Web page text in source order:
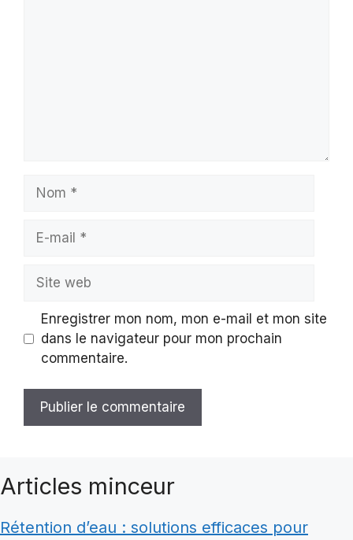
Nom
Site
Enregistrer mon nom, mon e-mail et mon site
dans le navigateur pour mon prochain
commentaire.
Articles minceur
Rétention d’eau : solutions efficaces pour